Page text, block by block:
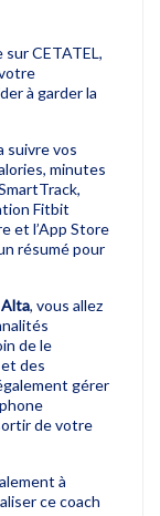
sur CETATEL,
à garder la
suivre vos
minutes
Fitbit
et l’App Store
résumé pour
, vous allez
de le
des
gérer
de votre
à
ce coach